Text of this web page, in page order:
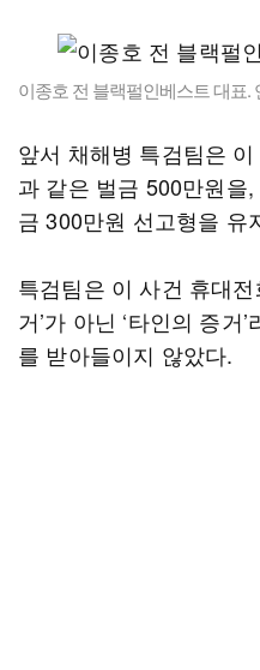
이종호 전 블랙펄인베스트 대표.
앞서 채해병 특검팀은
과 같은 벌금 500만원을
금 300만원 선고형을 유
특검팀은 이 사건 휴대
거’가 아닌 ‘타인의 증거
를 받아들이지 않았다.